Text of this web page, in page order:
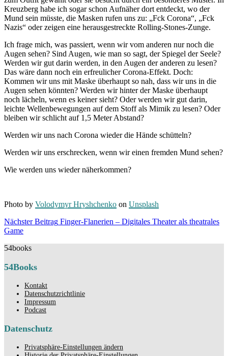
Kreuzberg habe ich sogar schon Aufnäher dort entdeckt, wo der
Mund sein müsste, die Masken rufen uns zu: „Fck Corona“, „Fck
Nazis“ oder zeigen eine herausgestreckte Rolling-Stones-Zunge.
Ich frage mich, was passiert, wenn wir vom anderen nur noch die
Augen sehen? Sind Augen, wie man so sagt, der Spiegel der Seele?
Werden wir gut darin werden, in den Augen der anderen zu lesen?
Das wäre dann noch ein erfreulicher Corona-Effekt. Doch:
Kommen wir uns mit Maske überhaupt so nah, dass wir uns in die
Augen sehen könnten? Werden wir hinter der Maske überhaupt
noch lächeln, wenn es keiner sieht? Oder werden wir gut darin,
leichte Wellenbewegungen auf dem Stoff als Mimik zu lesen? Oder
bleiben wir schlicht auf 1,5 Meter Abstand?
Werden wir uns nach Corona wieder die Hände schütteln?
Werden wir uns erschrecken, wenn wir einen fremden Mund sehen?
Wie werden uns wieder näherkommen?
Photo by Volodymyr Hryshchenko on Unsplash
Beitragsnavigation
Nächster Beitrag Finger-Flanerien – Digitales Theater als theatrales
GameNächster
54books
54Books
Kontakt
Datenschutzrichtlinie
Impressum
Podcast
Datenschutz
Privatsphäre-Einstellungen ändern